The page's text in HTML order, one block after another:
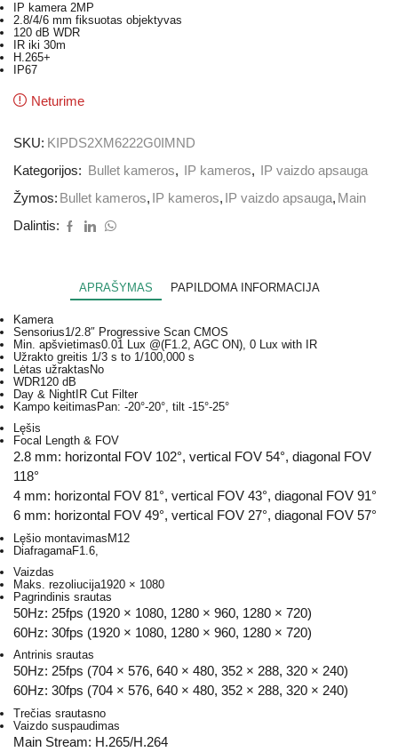
IP kamera 2MP
2.8/4/6 mm fiksuotas objektyvas
120 dB WDR
IR iki 30m
H.265+
IP67
Neturime
SKU: KIPDS2XM6222G0IMND
Kategorijos:
Bullet kameros, IP kameros,
IP vaizdo apsauga
Žymos: Bullet kameros, IP kameros, IP vaizdo apsauga, Main
Dalintis:
APRAŠYMAS PAPILDOMA INFORMACIJA
Kamera
Sensorius1/2.8″ Progressive Scan CMOS
Min. apšvietimas0.01 Lux @(F1.2, AGC ON), 0 Lux with IR
Užrakto greitis 1/3 s to 1/100,000 s
Lėtas užraktas No
WDR120 dB
Day & Night IR Cut Filter
Kampo keitimas Pan: -20°-20°, tilt -15°-25°
Lęšis
Focal Length & FOV
2.8 mm: horizontal FOV 102°, vertical FOV 54°, diagonal FOV
118°
4 mm: horizontal FOV 81°, vertical FOV 43°, diagonal FOV 91°
6 mm: horizontal FOV 49°, vertical FOV 27°, diagonal FOV 57°
Lęšio montavimasM12
DiafragamaF1.6,
Vaizdas
Maks. rezoliucija1920 × 1080
Pagrindinis srautas
50Hz: 25fps (1920 × 1080, 1280 × 960, 1280 × 720)
60Hz: 30fps (1920 × 1080, 1280 × 960, 1280 × 720)
Antrinis srautas
50Hz: 25fps (704 × 576, 640 × 480, 352 × 288, 320 × 240)
60Hz: 30fps (704 × 576, 640 × 480, 352 × 288, 320 × 240)
Trečias srautasno
Vaizdo suspaudimas
Main Stream: H.265/H.264